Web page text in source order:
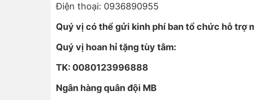
Điện thoại: 0936890955
Quý vị có thể gửi kinh phí ban tổ chức hỗ trợ
Quý vị hoan hỉ tặng tùy tâm:
TK: 0080123996888
Ngân hàng quân đội MB